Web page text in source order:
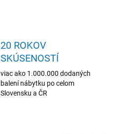
20 ROKOV
SKÚSENOSTÍ
viac ako 1.000.000 dodaných
balení nábytku po celom
Slovensku a ČR